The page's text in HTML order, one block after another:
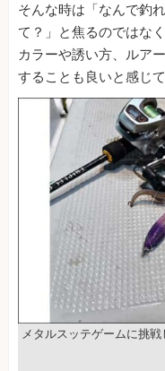
そんな時は「なんで釣
て？」と焦るのではな
カラーや誘い方、ルア
することも良いと感じて
メタルスッテゲームに挑戦